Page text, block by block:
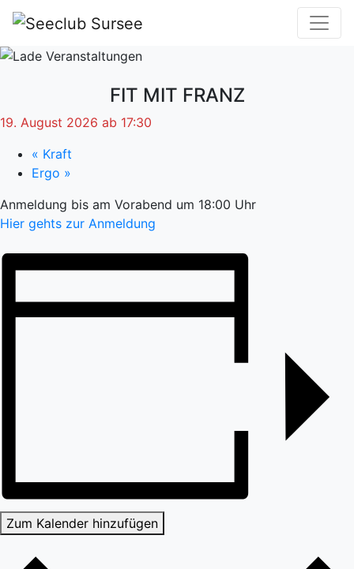
FIT MIT FRANZ
19. August 2026 ab 17:30
« Kraft
Ergo »
Anmeldung bis am Vorabend um 18:00 Uhr
Hier gehts zur Anmeldung
Zum Kalender hinzufügen